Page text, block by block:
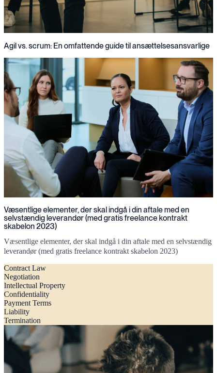
Agil vs. scrum: En omfattende guide til ansættelsesansvarlige
Væsentlige elementer, der skal indgå i din aftale med en
selvstændig leverandør (med gratis freelance kontrakt
skabelon 2023)
Væsentlige elementer, der skal indgå i din aftale med en selvstændig
leverandør (med gratis freelance kontrakt skabelon 2023)
Contract Law
Negotiation
Intellectual Property
Confidentiality
Payment Terms
Liability
Termination